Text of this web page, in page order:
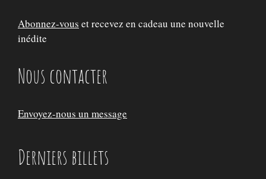
Abonnez-vous et recevez en cadeau une nouvelle
inédite
Nous contacter
Envoyez-nous un message
Derniers billets